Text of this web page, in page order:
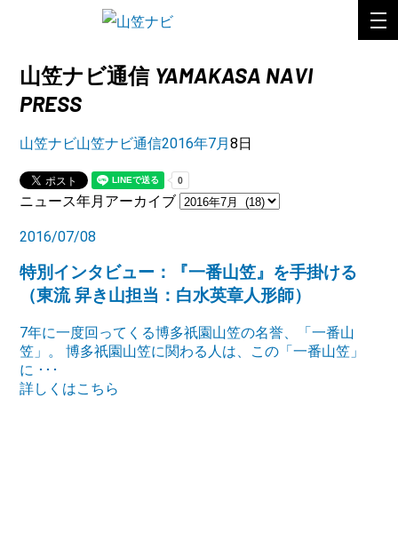
山笠ナビ通信 YAMAKASA NAVI
PRESS
山笠ナビ山笠ナビ通信2016年7月8日
ニュース年月アーカイブ
2016/07/08
特別インタビュー：『一番山笠』を手掛ける
（東流 舁き山担当：白水英章人形師）
7年に一度回ってくる博多祇園山笠の名誉、「一番山
笠」。 博多祇園山笠に関わる人は、この「一番山笠」
に ･･･
詳しくはこちら